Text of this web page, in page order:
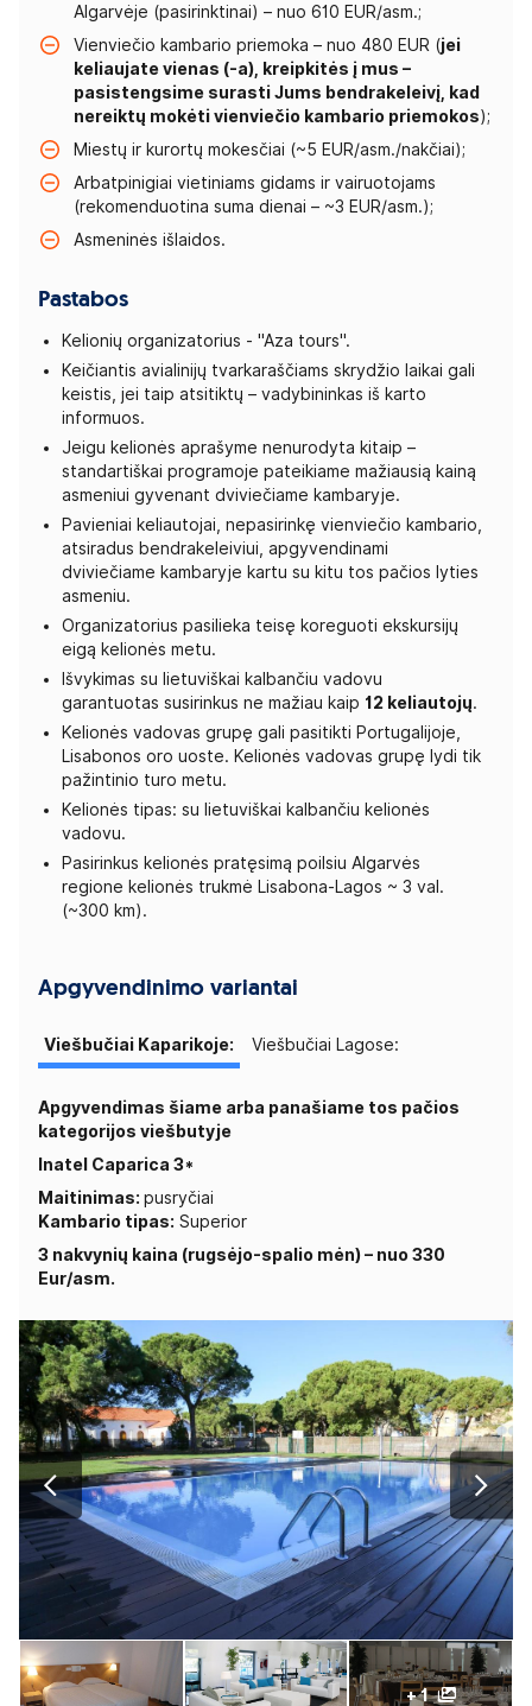
Algarvėje (pasirinktinai) – nuo 610 EUR/asm.;
Vienviečio kambario priemoka – nuo 480 EUR (jei
keliaujate vienas (-a), kreipkitės į mus –
pasistengsime surasti Jums bendrakeleivį, kad
nereiktų mokėti vienviečio kambario priemokos);
Miestų ir kurortų mokesčiai (~5 EUR/asm./nakčiai);
Arbatpinigiai vietiniams gidams ir vairuotojams
(rekomenduotina suma dienai – ~3 EUR/asm.);
Asmeninės išlaidos.
Pastabos
Kelionių organizatorius - "Aza tours".
Keičiantis avialinijų tvarkaraščiams skrydžio laikai gali
keistis, jei taip atsitiktų – vadybininkas iš karto
informuos.
Jeigu kelionės aprašyme nenurodyta kitaip –
standartiškai programoje pateikiame mažiausią kainą
asmeniui gyvenant dviviečiame kambaryje.
Pavieniai keliautojai, nepasirinkę vienviečio kambario,
atsiradus bendrakeleiviui, apgyvendinami
dviviečiame kambaryje kartu su kitu tos pačios lyties
asmeniu.
Organizatorius pasilieka teisę koreguoti ekskursijų
eigą kelionės metu.
Išvykimas su lietuviškai kalbančiu vadovu
garantuotas susirinkus ne mažiau kaip 12 keliautojų.
Kelionės vadovas grupę gali pasitikti Portugalijoje,
Lisabonos oro uoste. Kelionės vadovas grupę lydi tik
pažintinio turo metu.
Kelionės tipas: su lietuviškai kalbančiu kelionės
vadovu.
Pasirinkus kelionės pratęsimą poilsiu Algarvės
regione kelionės trukmė Lisabona-Lagos ~ 3 val.
(~300 km).
Apgyvendinimo variantai
Viešbučiai Kaparikoje: Viešbučiai Lagose:
Apgyvendimas šiame arba panašiame tos pačios
kategorijos viešbutyje
Inatel Caparica 3*
Maitinimas: pusryčiai
Kambario tipas: Superior
3 nakvynių kaina (rugsėjo-spalio mėn) – nuo 330
Eur/asm.
+ 1